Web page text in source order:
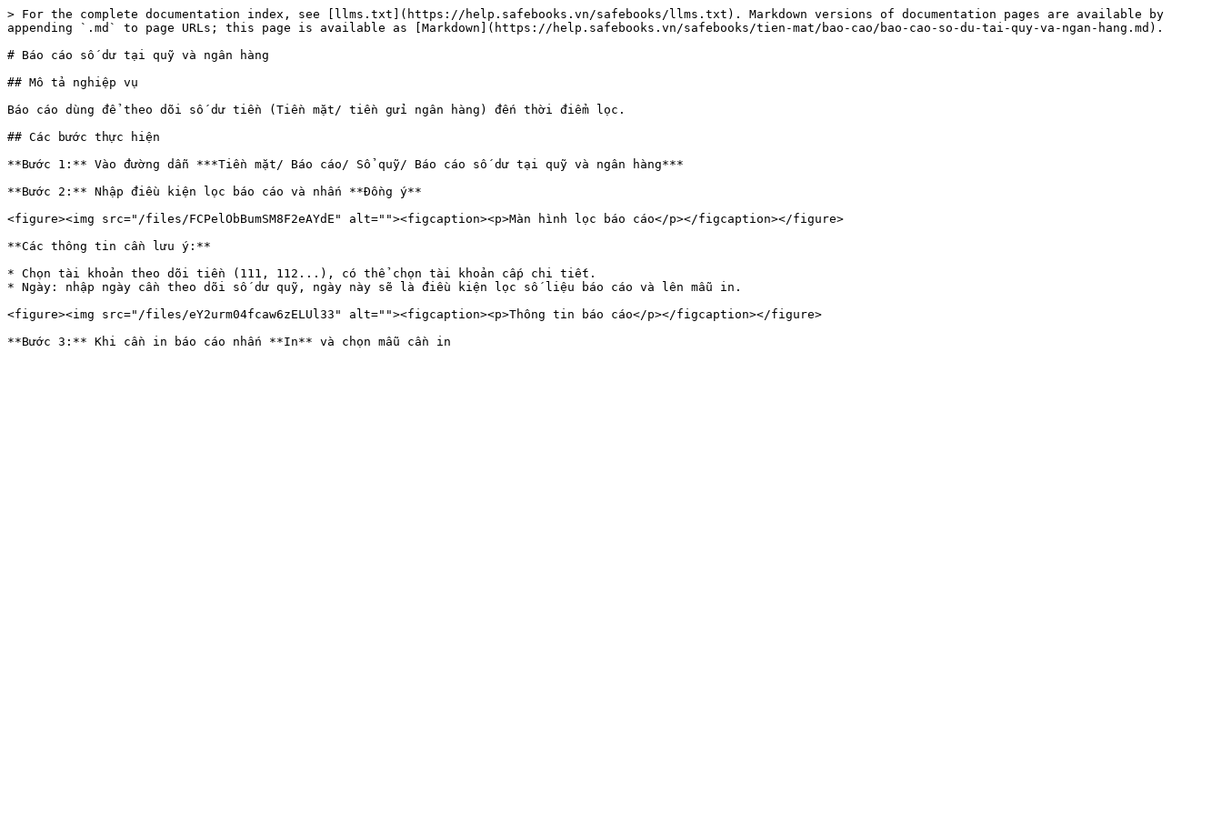
> For the complete documentation index, see [llms.txt](https://help.safebooks.vn/safebooks/llms.txt). Markdown versions of documentation pages are available by
appending `.md` to page URLs; this page is available as [Markdown](https://help.safebooks.vn/safebooks/tien-mat/bao-cao/bao-cao-so-du-tai-quy-va-ngan-hang.md).
# Báo cáo số dư tại quỹ và ngân hàng
## Mô tả nghiệp vụ
Báo cáo dùng để theo dõi số dư tiền (Tiền mặt/ tiền gửi ngân hàng) đến thời điểm lọc.
## Các bước thực hiện
**Bước 1:** Vào đường dẫn ***Tiền mặt/ Báo cáo/ Sổ quỹ/ Báo cáo số dư tại quỹ và ngân hàng***
**Bước 2:** Nhập điều kiện lọc báo cáo và nhấn **Đồng ý**
<figure><img src="/files/FCPelObBumSM8F2eAYdE" alt=""><figcaption><p>Màn hình lọc báo cáo</p></figcaption></figure>
**Các thông tin cần lưu ý:**
* Chọn tài khoản theo dõi tiền (111, 112...), có thể chọn tài khoản cấp chi tiết.
* Ngày: nhập ngày cần theo dõi số dư quỹ, ngày này sẽ là điều kiện lọc số liệu báo cáo và lên mẫu in.
<figure><img src="/files/eY2urm04fcaw6zELUl33" alt=""><figcaption><p>Thông tin báo cáo</p></figcaption></figure>